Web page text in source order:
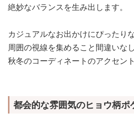
絶妙なバランスを生み出します。
カジュアルなお出かけにぴったり
周囲の視線を集めること間違いなし
秋冬のコーディネートのアクセン
都会的な雰囲気のヒョウ柄ポ